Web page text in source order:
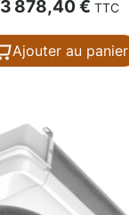
3 878,40 € TTC
Ajouter au panier